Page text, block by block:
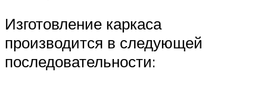
Изготовление каркаса
производится в следующей
последовательности: